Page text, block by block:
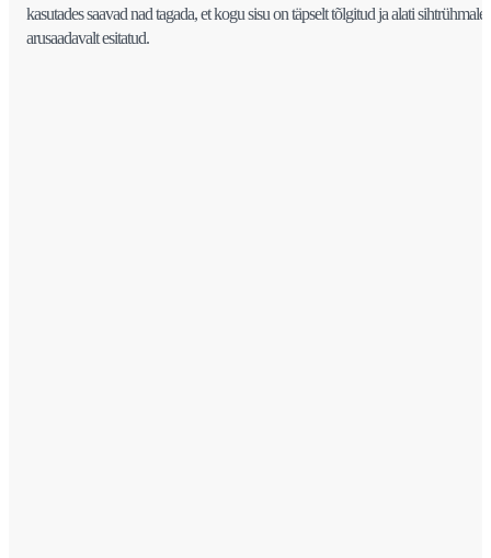
kasutades saavad nad tagada, et kogu sisu on täpselt tõlgitud ja alati sihtrühmale
arusaadavalt esitatud.